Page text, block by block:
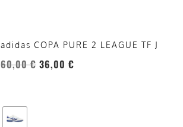
adidas COPA PURE 2 LEAGUE TF J
60,00€ 36,00 €
del
prodotto